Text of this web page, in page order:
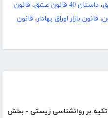
تکیه بر روانشناسی زیستی - بخش
، داستان 40 قانون عشق ، قانون
، قانون بازار اوراق بهادار، قانون